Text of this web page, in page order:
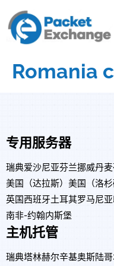
Romania
专用服务器
瑞典爱沙尼亚芬兰挪威丹麦
美国（达拉斯） 美国（洛杉
英国西班牙土耳其罗马尼亚
南非-约翰内斯堡
主机托管
瑞典塔林赫尔辛基奥斯陆